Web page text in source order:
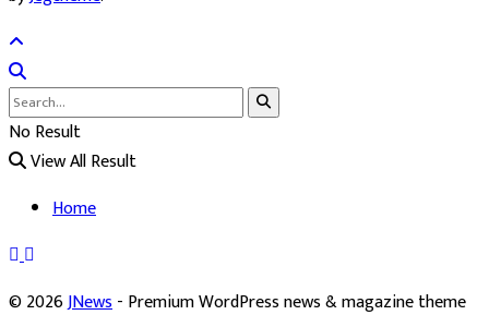
No Result
View All Result
Home
© 2026JNews- Premium WordPress news & magazine theme